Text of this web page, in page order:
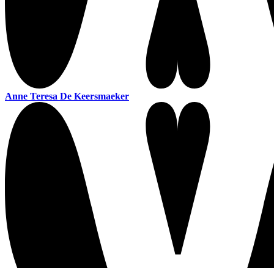
Anne Teresa De Keersmaeker